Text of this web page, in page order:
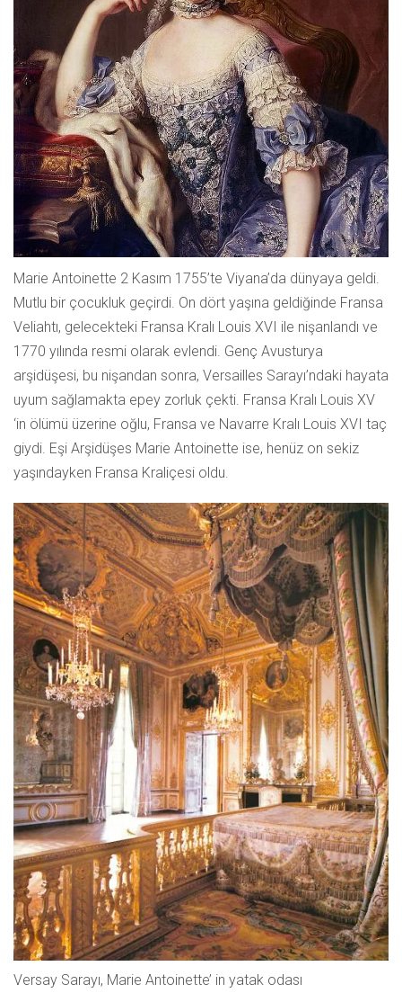
Marie Antoinette 2 Kasım 1755’te Viyana’da dünyaya geldi.
Mutlu bir çocukluk geçirdi. On dört yaşına geldiğinde Fransa
Veliahtı, gelecekteki Fransa Kralı Louis XVI ile nişanlandı ve
1770 yılında resmi olarak evlendi. Genç Avusturya
arşidüşesi, bu nişandan sonra, Versailles Sarayı’ndaki hayata
uyum sağlamakta epey zorluk çekti. Fransa Kralı Louis XV
‘in ölümü üzerine oğlu, Fransa ve Navarre Kralı Louis XVI taç
giydi. Eşi Arşidüşes Marie Antoinette ise, henüz on sekiz
yaşındayken Fransa Kraliçesi oldu.
Versay Sarayı, Marie Antoinette’ in yatak odası